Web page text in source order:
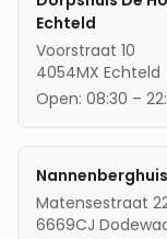
Echteld
Voorstraat 10
4054MX Echteld
Open: 08:30 –
Nannenberghuis
Matensestraat
6669CJ
locatie